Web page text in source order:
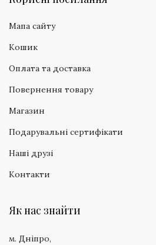
Мапа сайту
Кошик
Оплата та доставка
Повернення товару
Магазин
Подарувальні сертифікати
Наші друзі
Контакти
Як нас знайти
м. Дніпро,